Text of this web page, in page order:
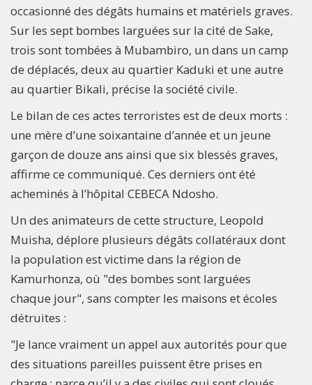
occasionné des dégâts humains et matériels graves.
Sur les sept bombes larguées sur la cité de Sake,
trois sont tombées à Mubambiro, un dans un camp
de déplacés, deux au quartier Kaduki et une autre
au quartier Bikali, précise la société civile.
Le bilan de ces actes terroristes est de deux morts :
une mère d’une soixantaine d’année et un jeune
garçon de douze ans ainsi que six blessés graves,
affirme ce communiqué. Ces derniers ont été
acheminés à l’hôpital CEBECA Ndosho.
Un des animateurs de cette structure, Leopold
Muisha, déplore plusieurs dégâts collatéraux dont
la population est victime dans la région de
Kamurhonza, où "des bombes sont larguées
chaque jour", sans compter les maisons et écoles
détruites :
"Je lance vraiment un appel aux autorités pour que
des situations pareilles puissent être prises en